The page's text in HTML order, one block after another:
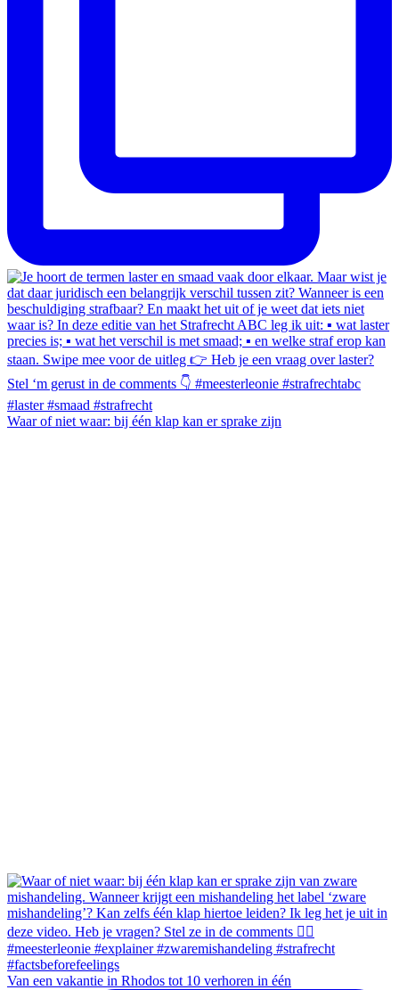
Waar of niet waar: bij één klap kan er sprake zijn
Van een vakantie in Rhodos tot 10 verhoren in één